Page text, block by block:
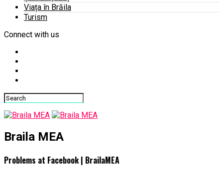
Viața în Brăila
Turism
Connect with us
Braila MEA
Problems at Facebook | BrailaMEA